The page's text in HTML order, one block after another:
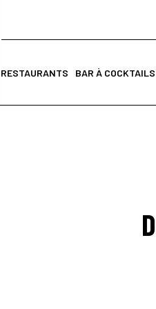
RESTAURANTS BAR À COCKTAILS